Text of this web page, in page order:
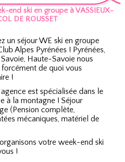
end ski en groupe à VASSIEUX-
DE ROUSSET
un séjour WE ski en groupe
Alpes Pyrénées ! Pyrénées,
Haute-Savoie nous
forcément de quoi vous
!
est spécialisée dans le
à la montagne ! Séjour
(Pension complète,
mécaniques, matériel de
votre week-end ski
!